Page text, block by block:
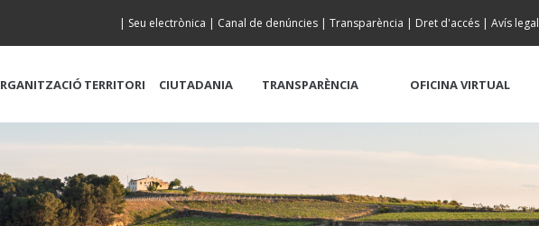
| Seu electrònica | Canal de denúncies | Transparència | Dret d'accés | Avís legal
TERRITORI CIUTADANIA TRANSPARÈNCIA OFICINA VIRTUAL